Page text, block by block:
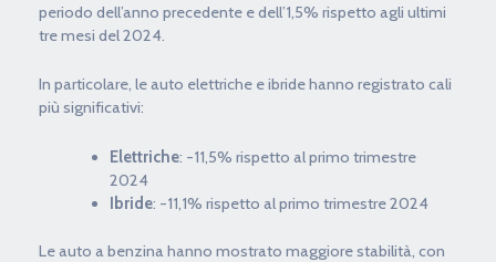
periodo dell’anno precedente e dell’1,5% rispetto agli ultimi
tre mesi del 2024.
In particolare, le auto elettriche e ibride hanno registrato cali
più significativi:
Elettriche: -11,5% rispetto al primo trimestre
2024
Ibride: -11,1% rispetto al primo trimestre 2024
Le auto a benzina hanno mostrato maggiore stabilità, con